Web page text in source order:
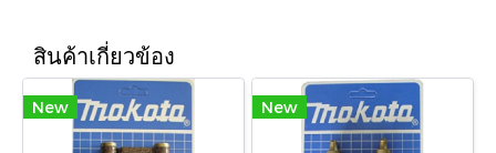
สินค้าเกี่ยวข้อง
New New